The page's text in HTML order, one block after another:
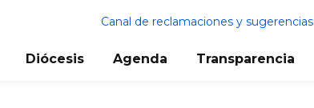
Canal de reclamaciones y sugerencias
Diócesis Agenda Transparencia